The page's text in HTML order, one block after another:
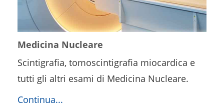
Medicina Nucleare
Scintigrafia, tomoscintigrafia miocardica e
tutti gli altri esami di Medicina Nucleare.
Continua...